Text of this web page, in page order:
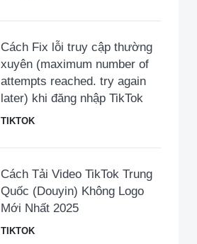
Cách Fix lỗi truy cập thường
xuyên (maximum number of
attempts reached. try again
later) khi đăng nhập TikTok
TIKTOK
Cách Tải Video TikTok Trung
Quốc (Douyin) Không Logo
Mới Nhất 2025
TIKTOK